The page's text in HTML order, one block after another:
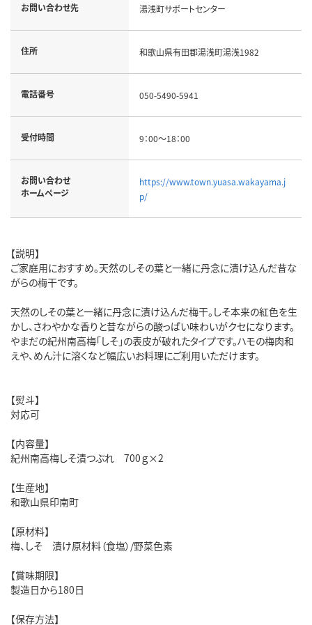
お問い合わせ先 湯浅町サポートセンター
住所 和歌山県有田郡湯浅町湯浅1982
電話番号 050-5490-5941
受付時間 9：00～18：00
お問い合わせ
ホームページ
https://www.town.yuasa.wakayama.j
p/
【説明】
ご家庭用におすすめ。天然のしその葉と一緒に丹念に漬け込んだ昔な
がらの梅干です。
天然のしその葉と一緒に丹念に漬け込んだ梅干。しそ本来の紅色を生
かし、さわやかな香りと昔ながらの酸っぱい味わいがクセになります。
やまだの紀州南高梅「しそ」の表皮が破れたタイプです。ハモの梅肉和
えや、めん汁に溶くなど幅広いお料理にご利用いただけます。
【熨斗】
対応可
【内容量】
紀州南高梅しそ漬つぶれ 700ｇ×2
【生産地】
和歌山県印南町
【原材料】
梅、しそ 漬け原材料（食塩）/野菜色素
【賞味期限】
製造日から180日
【保存方法】